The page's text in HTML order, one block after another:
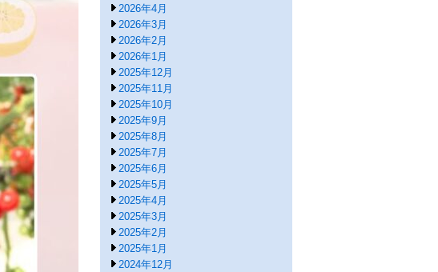
2026年4月
2026年3月
2026年2月
2026年1月
2025年12月
2025年11月
2025年10月
2025年9月
2025年8月
2025年7月
2025年6月
2025年5月
2025年4月
2025年3月
2025年2月
2025年1月
2024年12月